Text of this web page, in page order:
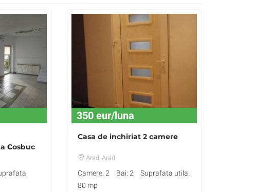
Cosbuc
350 eur/luna
Casa de inchiriat 2 camere
Arad, Arad
Camere: 2 Bai: 2
Suprafata utila:
80 mp